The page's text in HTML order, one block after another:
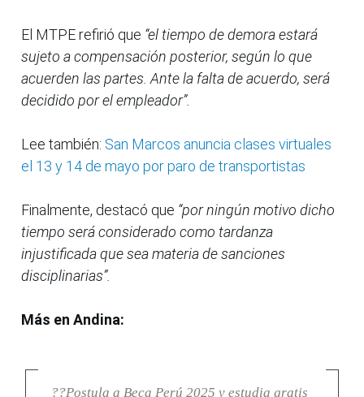
El MTPE refirió que “el tiempo de demora estará
sujeto a compensación posterior, según lo que
acuerden las partes. Ante la falta de acuerdo, será
decidido por el empleador”.
Lee también: San Marcos anuncia clases virtuales
el 13 y 14 de mayo por paro de transportistas
Finalmente, destacó que “por ningún motivo dicho
tiempo será considerado como tardanza
injustificada que sea materia de sanciones
disciplinarias”.
Más en Andina:
??Postula a Beca Perú 2025 y estudia gratis